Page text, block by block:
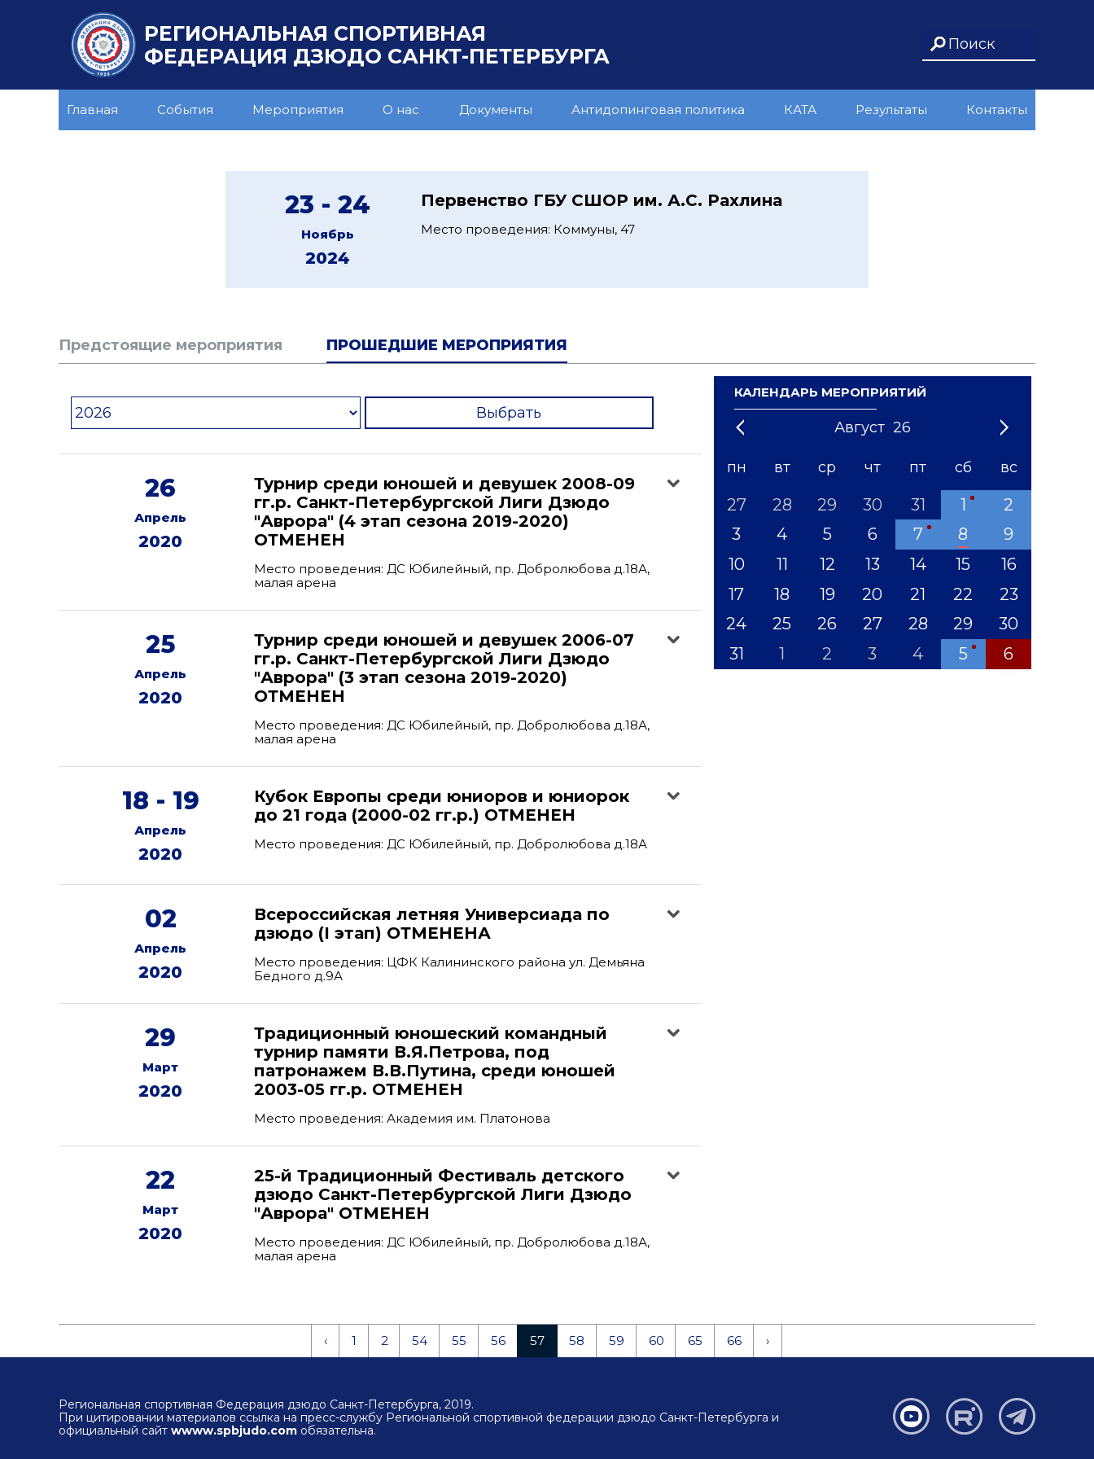
РЕГИОНАЛЬНАЯ СПОРТИВНАЯ
ФЕДЕРАЦИЯ ДЗЮДО САНКТ-ПЕТЕРБУРГА
Главная События Мероприятия О нас Документы Антидопинговая политика КАТА Результаты Контакты
23 - 24
Ноябрь
2024
Первенство ГБУ СШОР им. А.С. Рахлина
Место проведения: Коммуны, 47
Предстоящие мероприятия ПРОШЕДШИЕ МЕРОПРИЯТИЯ
Выбрать
26
Апрель
2020
Турнир среди юношей и девушек 2008-09
гг.р. Санкт-Петербургской Лиги Дзюдо
"Аврора" (4 этап сезона 2019-2020)
ОТМЕНЕН
Место проведения: ДС Юбилейный, пр. Добролюбова д.18А,
малая арена
25
Апрель
2020
Турнир среди юношей и девушек 2006-07
гг.р. Санкт-Петербургской Лиги Дзюдо
"Аврора" (3 этап сезона 2019-2020)
ОТМЕНЕН
Место проведения: ДС Юбилейный, пр. Добролюбова д.18А,
малая арена
18 - 19
Апрель
2020
Кубок Европы среди юниоров и юниорок
до 21 года (2000-02 гг.р.) ОТМЕНЕН
Место проведения: ДС Юбилейный, пр. Добролюбова д.18А
02
Апрель
2020
Всероссийская летняя Универсиада по
дзюдо (I этап) ОТМЕНЕНА
Место проведения: ЦФК Калининского района ул. Демьяна
Бедного д.9А
29
Март
2020
Традиционный юношеский командный
турнир памяти В.Я.Петрова, под
патронажем В.В.Путина, среди юношей
2003-05 гг.р. ОТМЕНЕН
Место проведения: Академия им. Платонова
22
Март
2020
25-й Традиционный Фестиваль детского
дзюдо Санкт-Петербургской Лиги Дзюдо
"Аврора" ОТМЕНЕН
Место проведения: ДС Юбилейный, пр. Добролюбова д.18А,
малая арена
КАЛЕНДАРЬ МЕРОПРИЯТИЙ
Август 26
1 3 5 8 10 12
'21 '23 '24 '25 '26 '27 '28 '29 '31
пн вт ср чт пт сб вс
27 28 29 30 31 1
2
3
4 5 6 7 8
9
10
11 12 13 14 15
16
17
18 19 20 21 22
23
24
25 26 27 28 29
30
31
1 2 3 4 5 6
‹ 1 2 54 55 56 57 58 59 60 65 66 ›
Региональная спортивная Федерация дзюдо Санкт-Петербурга, 2019.
При цитировании материалов ссылка на пресс-службу Региональной спортивной федерации дзюдо Санкт-Петербурга и
официальный сайт wwww.spbjudo.com обязательна.